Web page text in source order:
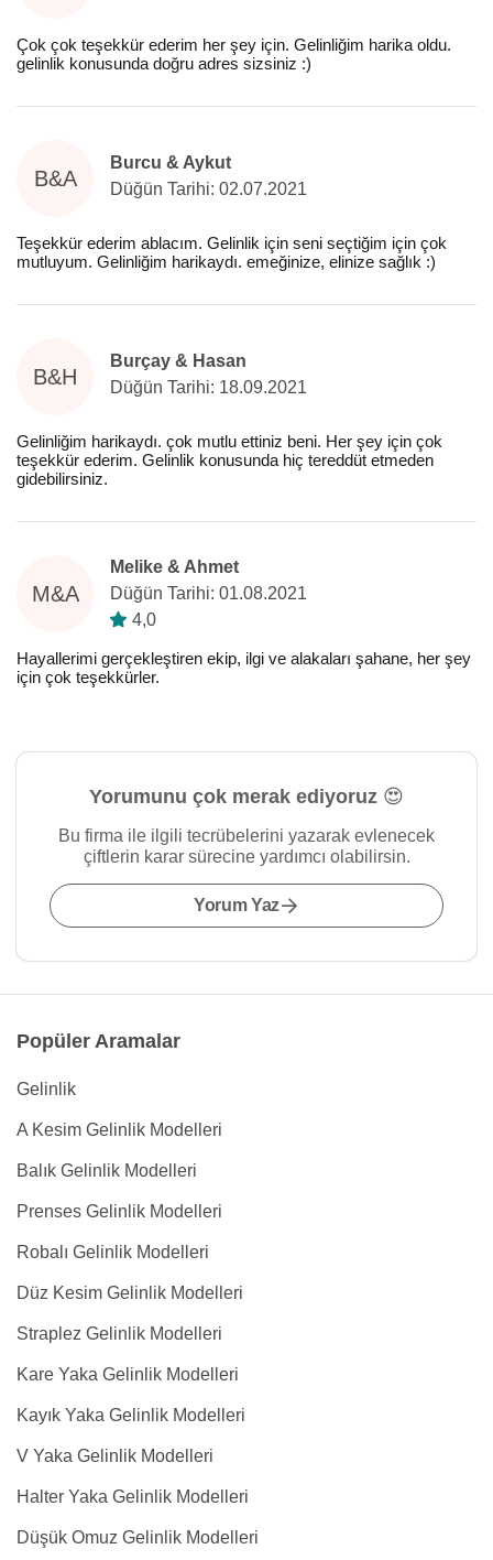
Çok çok teşekkür ederim her şey için. Gelinliğim harika oldu.
gelinlik konusunda doğru adres sizsiniz :)
B&A
Burcu & Aykut
Düğün Tarihi: 02.07.2021
Teşekkür ederim ablacım. Gelinlik için seni seçtiğim için çok
mutluyum. Gelinliğim harikaydı. emeğinize, elinize sağlık :)
B&H
Burçay & Hasan
Düğün Tarihi: 18.09.2021
Gelinliğim harikaydı. çok mutlu ettiniz beni. Her şey için çok
teşekkür ederim. Gelinlik konusunda hiç tereddüt etmeden
gidebilirsiniz.
M&A
Melike & Ahmet
Düğün Tarihi: 01.08.2021
4,0
Hayallerimi gerçekleştiren ekip, ilgi ve alakaları şahane, her şey
için çok teşekkürler.
Yorumunu çok merak ediyoruz 😍
Bu firma ile ilgili tecrübelerini yazarak evlenecek
çiftlerin karar sürecine yardımcı olabilirsin.
Yorum Yaz
Popüler Aramalar
Gelinlik
A Kesim Gelinlik Modelleri
Balık Gelinlik Modelleri
Prenses Gelinlik Modelleri
Robalı Gelinlik Modelleri
Düz Kesim Gelinlik Modelleri
Straplez Gelinlik Modelleri
Kare Yaka Gelinlik Modelleri
Kayık Yaka Gelinlik Modelleri
V Yaka Gelinlik Modelleri
Halter Yaka Gelinlik Modelleri
Düşük Omuz Gelinlik Modelleri